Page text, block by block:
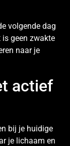
volgende dag
is geen zwakte
naar je
actief
bij je huidige
je lichaam en